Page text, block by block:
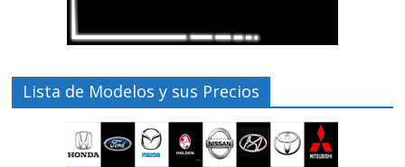
Lista de Modelos y sus Precios